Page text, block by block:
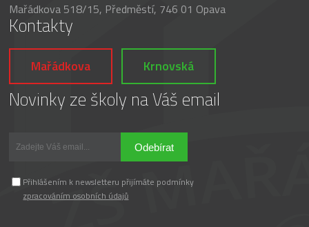
Mařádkova 518/15, Předměstí, 746 01 Opava
Kontakty
Mařádkova Krnovská
Novinky ze školy na Váš email
Odebírat
Přihlášením k newsletteru přijímáte podmínky
zpracováním osobních údajů